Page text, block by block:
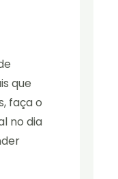
que
faça o
no dia